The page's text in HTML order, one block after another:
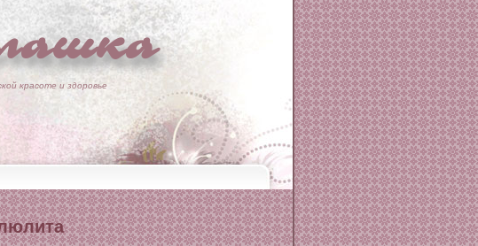
красоте и здоровье